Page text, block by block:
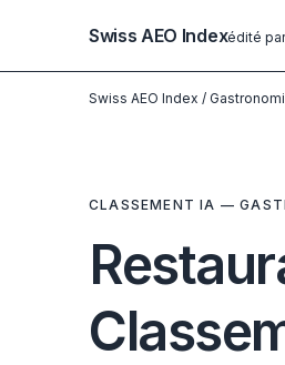
Swiss AEO Indexédité
Swiss AEO Index /
CLASSEMENT IA —